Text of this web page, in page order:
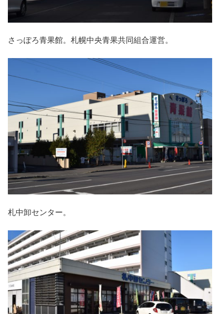
さっぽろ青果館。札幌中央青果共同組合運営。
札中卸センター。